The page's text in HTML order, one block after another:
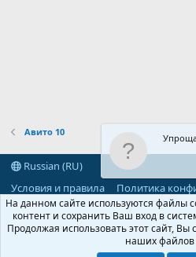
Авито 10
Russian (RU)
Условия и правила
Политика
R
S
Community platform by XenForo® © 2010-
Parts of this site powered byadd-ons from
DragonByte Technologies(Details)
На данном сайте используются файлы
контент и сохранить Ваш вход в
Продолжая использовать этот сайт,
наших файлов